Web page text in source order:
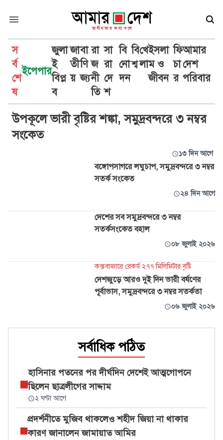
স
র্ব
শে
ষ
ইপেপার
জুলা
ই
বিপ্ল
ব
জা
তী
য়
বা
ণি
জ্য
রা
জ
নী
তি
সা
রা
দে
শ
বি
নো
দন
বি
শ্ব
খে
লা
ইসলা
ম ও
জীবন
ফি
চা
র
আমার
দেশ
পরিবার
সমুদ্রবন্দর
উপকূলে ভারী বৃষ্টির শঙ্কা, সমুদ্রবন্দরে ৩ নম্বর
সংকেত
১৩ দিন আগে
বঙ্গোপসাগরে লঘুচাপ, সমুদ্রবন্দরে ৩ নম্বর
সতর্ক সংকেত
২৪ দিন আগে
দেশের সব সমুদ্রবন্দরে ৩ নম্বর
সতর্কসংকেত বহাল
০৮ জুলাই ২০২৬
কক্সবাজারে রেকর্ড ২৭৭ মিলিমিটার বৃষ্টি
দেশজুড়ে আরও দুই দিন ভারী বর্ষণের
পূর্বাভাস, সমুদ্রবন্দরে ৩ নম্বর সতর্কতা
০৬ জুলাই ২০২৬
সর্বাধিক পঠিত
হাসিনার পতনের পর দীর্ঘদিন দেশেই আত্মগোপনে
ছিলেন ছাত্রলীগের সাদ্দাম
২ ঘণ্টা আগে
প্রদর্শনীতে মুজিব থাকলেও শহীদ জিয়া না থাকার
কারণ জানালেন জামায়াত আমির